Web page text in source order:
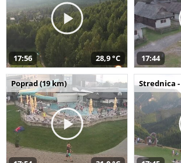
17:56 28,9 °C 17:44
Poprad (19 km) Strednica